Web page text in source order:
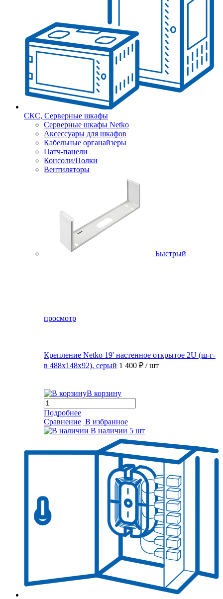
СКС, Серверные шкафы
Серверные шкафы Netko
Аксессуары для шкафов
Кабельные органайзеры
Патч-панели
Консоли/Полки
Вентиляторы
Быстрый
просмотр
Крепление Netko 19' настенное открытое 2U (ш-г-
в 488х148х92), серый 1 400 ₽ / шт
В корзину
Подробнее
Сравнение В избранное
В наличии 5 шт